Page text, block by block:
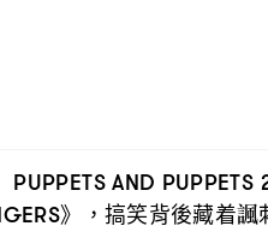
PUPPETS AND
》 ， 搞笑背後藏着諷